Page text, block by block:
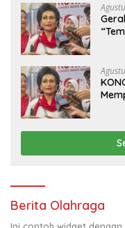
Berita Olahraga